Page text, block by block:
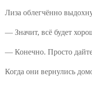
Лиза облегчённо
— Значит, всё будет
— Конечно. Просто
Когда они вернулись